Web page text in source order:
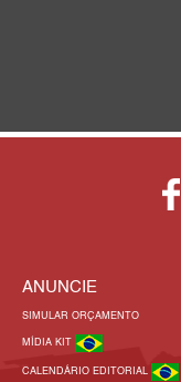
ANUNCIE
SIMULAR ORÇAMENTO
MÍDIA KIT
CALENDÁRIO EDITORIAL